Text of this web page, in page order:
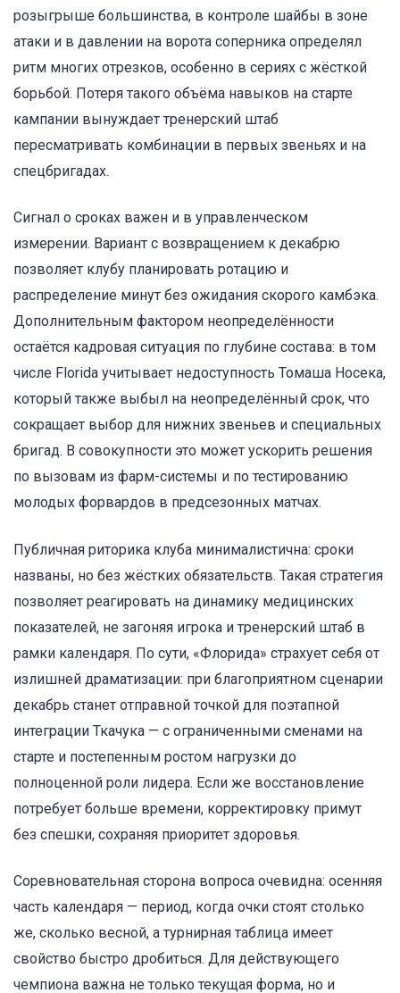
розыгрыше большинства, в контроле шайбы в зоне
атаки и в давлении на ворота соперника определял
ритм многих отрезков, особенно в сериях с жёсткой
борьбой. Потеря такого объёма навыков на старте
кампании вынуждает тренерский штаб
пересматривать комбинации в первых звеньях и на
спецбригадах.
Сигнал о сроках важен и в управленческом
измерении. Вариант с возвращением к декабрю
позволяет клубу планировать ротацию и
распределение минут без ожидания скорого камбэка.
Дополнительным фактором неопределённости
остаётся кадровая ситуация по глубине состава: в том
числе Florida учитывает недоступность Томаша Носека,
который также выбыл на неопределённый срок, что
сокращает выбор для нижних звеньев и специальных
бригад. В совокупности это может ускорить решения
по вызовам из фарм-системы и по тестированию
молодых форвардов в предсезонных матчах.
Публичная риторика клуба минималистична: сроки
названы, но без жёстких обязательств. Такая стратегия
позволяет реагировать на динамику медицинских
показателей, не загоняя игрока и тренерский штаб в
рамки календаря. По сути, «Флорида» страхует себя от
излишней драматизации: при благоприятном сценарии
декабрь станет отправной точкой для поэтапной
интеграции Ткачука — с ограниченными сменами на
старте и постепенным ростом нагрузки до
полноценной роли лидера. Если же восстановление
потребует больше времени, корректировку примут
без спешки, сохраняя приоритет здоровья.
Соревновательная сторона вопроса очевидна: осенняя
часть календаря — период, когда очки стоят столько
же, сколько весной, а турнирная таблица имеет
свойство быстро дробиться. Для действующего
чемпиона важна не только текущая форма, но и